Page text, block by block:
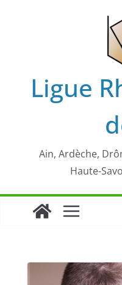
Ligue
Ain, Ardèche,
Haute-